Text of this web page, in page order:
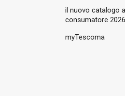
il nuovo catalogo
consumatore 2026
myTescoma